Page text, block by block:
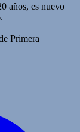
años, es nuevo
Primera